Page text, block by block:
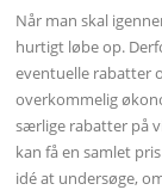
Når man skal
hurtigt løbe op.
eventuelle rabatter
overkommelig
særlige rabatter på
kan få en samlet
idé at undersøge,